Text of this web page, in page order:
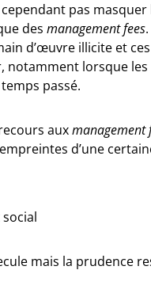
pas
desmanagement fees
d’œuvre illicite et
notamment lorsque
passé.
auxmanagement
d’une
mais la prudence